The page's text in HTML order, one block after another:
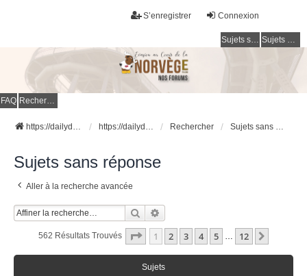
Connexion
S’enregistrer
Sujets sans réponse Sujets actifs
FAQ Rechercher
https://dailydigesthub.com https://dailydigesthub.com Rechercher Sujets sans réponse
Sujets sans réponse
Aller à la recherche avancée
Rechercher
562 Résultats Trouvés Page 1Sur
1 2 3 4 5 … 12
Sujets